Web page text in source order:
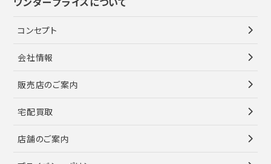
コンセプト
会社情報
販売店のご案内
宅配買取
店舗のご案内